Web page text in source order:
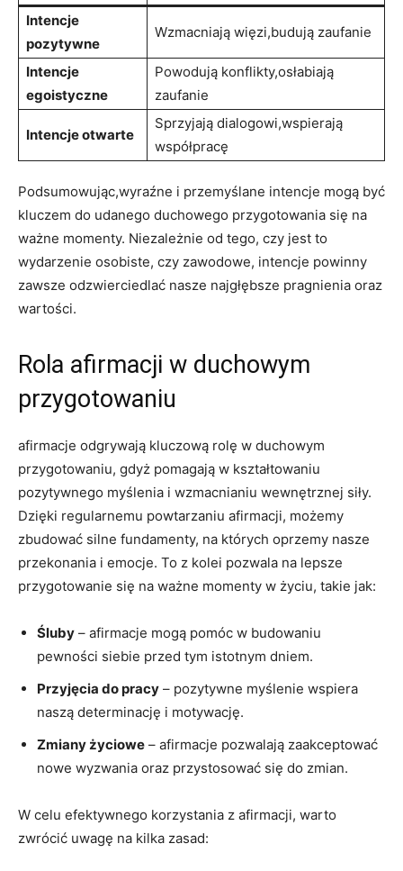
Intencje
pozytywne
Wzmacniają ‌więzi,budują zaufanie
Intencje
egoistyczne
Powodują konflikty,osłabiają
zaufanie
Intencje otwarte
Sprzyjają ‍dialogowi,wspierają
⁢współpracę
Podsumowując,wyraźne i przemyślane ⁣intencje⁣ mogą⁤ być
kluczem do udanego ‌duchowego przygotowania się na​
ważne momenty. Niezależnie od tego,‍ czy jest to
wydarzenie osobiste, czy zawodowe, intencje ‌powinny⁣
zawsze odzwierciedlać nasze najgłębsze pragnienia oraz
wartości.
Rola afirmacji ‍w duchowym
przygotowaniu
afirmacje odgrywają kluczową rolę w duchowym
przygotowaniu, gdyż pomagają w ‍kształtowaniu
pozytywnego myślenia i wzmacnianiu⁢ wewnętrznej ‍siły.
Dzięki regularnemu powtarzaniu afirmacji, możemy
zbudować silne fundamenty, na których oprzemy ​nasze
przekonania i emocje. To⁣ z kolei‍ pozwala na lepsze‍
przygotowanie się na⁢ ważne​ momenty w życiu, takie ‍jak:
Śluby – afirmacje​ mogą pomóc w budowaniu‍
pewności siebie przed⁤ tym istotnym dniem.
Przyjęcia do pracy – pozytywne myślenie wspiera
naszą determinację i motywację.
Zmiany życiowe – afirmacje pozwalają zaakceptować​
nowe wyzwania oraz przystosować się‌ do zmian.
W celu efektywnego korzystania z afirmacji, warto
‍zwrócić uwagę na kilka zasad: